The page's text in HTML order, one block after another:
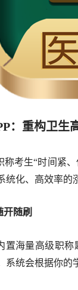
：重构卫生
考生“时间紧、
化、高效率的
开随刷
海量高级职称
系统会根据你的